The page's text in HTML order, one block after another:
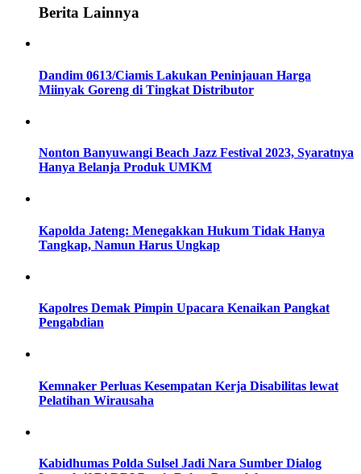
Berita Lainnya
Dandim 0613/Ciamis Lakukan Peninjauan Harga
Miinyak Goreng di Tingkat Distributor
Nonton Banyuwangi Beach Jazz Festival 2023, Syaratnya
Hanya Belanja Produk UMKM
Kapolda Jateng: Menegakkan Hukum Tidak Hanya
Tangkap, Namun Harus Ungkap
Kapolres Demak Pimpin Upacara Kenaikan Pangkat
Pengabdian
Kemnaker Perluas Kesempatan Kerja Disabilitas lewat
Pelatihan Wirausaha
Kabidhumas Polda Sulsel Jadi Nara Sumber Dialog